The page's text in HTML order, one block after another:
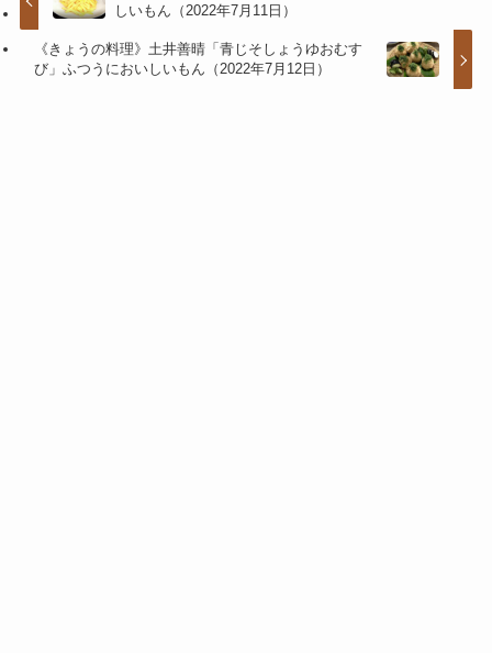
しいもん（2022年7月11日）
《きょうの料理》土井善晴「青じそしょうゆおむす
び」ふつうにおいしいもん（2022年7月12日）